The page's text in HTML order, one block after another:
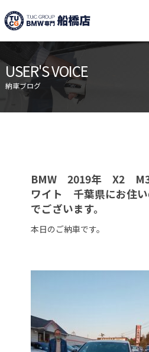
TUCグ
ニュース
目玉車両一覧
保証＆サービス
TUCとは？
納車blog
会社概要
USER'S VOICE
納車ブログ
BMW 2019年 X2
ワイト 千葉県にお住
でございます。
本日のご納車です。